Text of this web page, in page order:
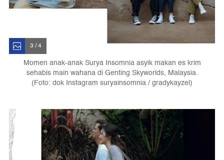
3 / 4
Momen anak-anak Surya Insomnia asyik makan es krim
sehabis main wahana di Genting Skyworlds, Malaysia.
(Foto: dok Instagram suryainsomnia / gradykayzel)